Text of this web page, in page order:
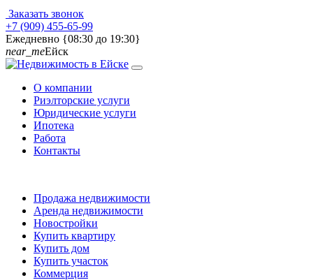
Заказать звонок
+7 (909) 455-65-99
Ежедневно {08:30 до 19:30}
near_meЕйск
О компании
Риэлторские услуги
Юридические услуги
Ипотека
Работа
Контакты
Продажа недвижимости
Аренда недвижимости
Новостройки
Купить квартиру
Купить дом
Купить участок
Коммерция